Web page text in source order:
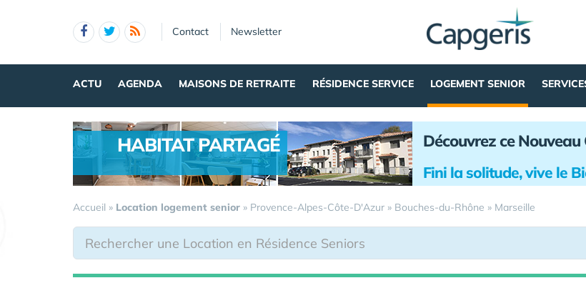
Contact Newsletter
ACTU AGENDA MAISONS DE RETRAITE RÉSIDENCE SERVICE LOGEMENT SENIOR
HABITAT PARTAGÉ Découvrez ce Nouveau
Fini la solitude, vive le
Accueil » Location logement senior » Provence-Alpes-Côte-D'Azur » Bouches-du-Rhône » Marseille